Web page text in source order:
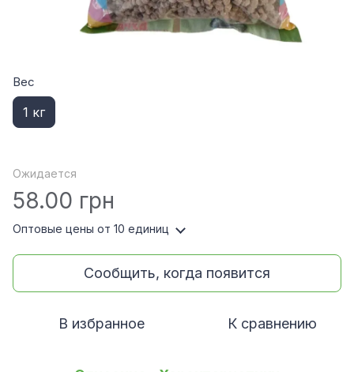
Вес
1 кг
Ожидается
58.00 грн
Оптовые цены от 10 единиц
Сообщить, когда появится
В избранное К сравнению